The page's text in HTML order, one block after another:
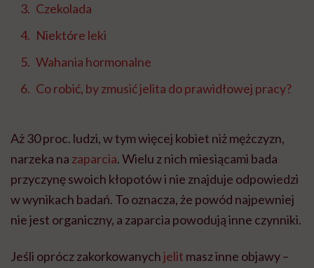
Czekolada
Niektóre leki
Wahania hormonalne
Co robić, by zmusić jelita do prawidłowej pracy?
Aż 30 proc. ludzi, w tym więcej kobiet niż mężczyzn,
narzeka na zaparcia. Wielu z nich miesiącami bada
przyczynę swoich kłopotów i nie znajduje odpowiedzi
w wynikach badań. To oznacza, że powód najpewniej
nie jest organiczny, a zaparcia powodują inne czynniki.
Jeśli oprócz zakorkowanychjelit masz inne objawy –